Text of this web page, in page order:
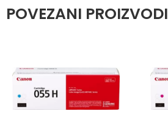
POVEZANI PROIZVODI